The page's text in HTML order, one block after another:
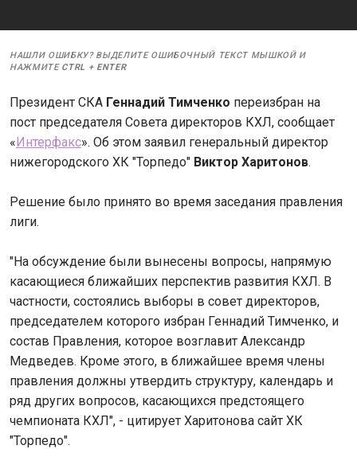
НАШЛИ ОШИБКУ? ВЫДЕЛИТЕ ОШИБОЧНЫЙ ТЕКСТ МЫШКОЙ И
НАЖМИТЕ CTRL + ENTER
Президент СКА Геннадий Тимченко переизбран на
пост председателя Совета директоров КХЛ, сообщает
«Интерфакс». Об этом заявил генеральный директор
нижегородского ХК "Торпедо" Виктор Харитонов.
Решение было принято во время заседания правления
лиги.
"На обсуждение были вынесены вопросы, напрямую
касающиеся ближайших перспектив развития КХЛ. В
частности, состоялись выборы в совет директоров,
председателем которого избран Геннадий Тимченко, и
состав Правления, которое возглавит Александр
Медведев. Кроме этого, в ближайшее время члены
правления должны утвердить структуру, календарь и
ряд других вопросов, касающихся предстоящего
чемпионата КХЛ", - цитирует Харитонова сайт ХК
"Торпедо".